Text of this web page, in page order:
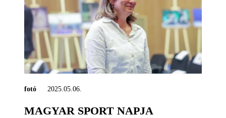
fotó 2025.05.06.
MAGYAR SPORT NAPJA